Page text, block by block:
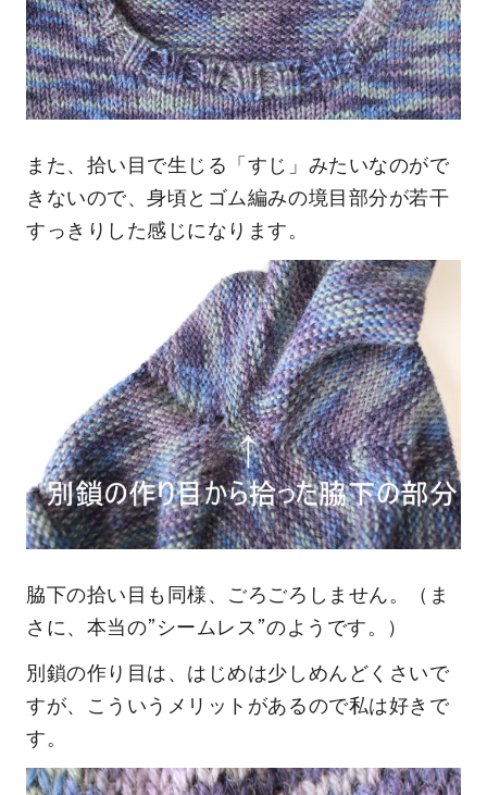
また、拾い目で生じる「すじ」みたいなのがで
きないので、身頃とゴム編みの境目部分が若干
すっきりした感じになります。
脇下の拾い目も同様、ごろごろしません。（ま
さに、本当の”シームレス”のようです。）
別鎖の作り目は、はじめは少しめんどくさいで
すが、こういうメリットがあるので私は好きで
す。